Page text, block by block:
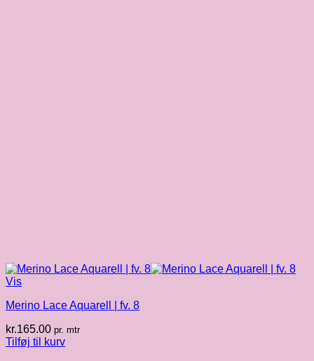
Vis
Merino Lace Aquarell | fv. 8
kr.165.00 pr. mtr
Tilføj til kurv